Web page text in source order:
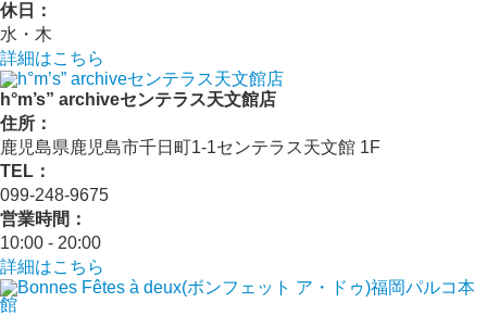
休日：
水・木
詳細はこちら
h°m’s” archiveセンテラス天文館店
住所：
鹿児島県鹿児島市千日町1-1センテラス天文館 1F
TEL：
099-248-9675
営業時間：
10:00 ‐ 20:00
詳細はこちら